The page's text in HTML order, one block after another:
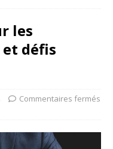
les
défis
Commentaires fermés